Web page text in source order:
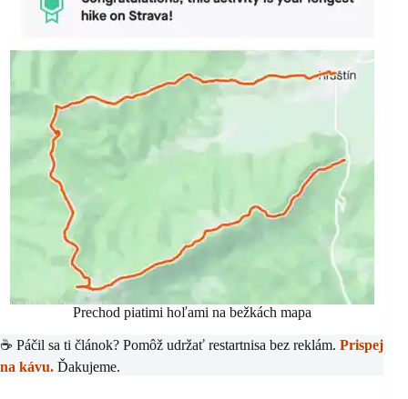
Prechod piatimi hoľami na bežkách mapa
☕ Páčil sa ti článok? Pomôž udržať restartnisa bez reklám. Prispej
na kávu. Ďakujeme.